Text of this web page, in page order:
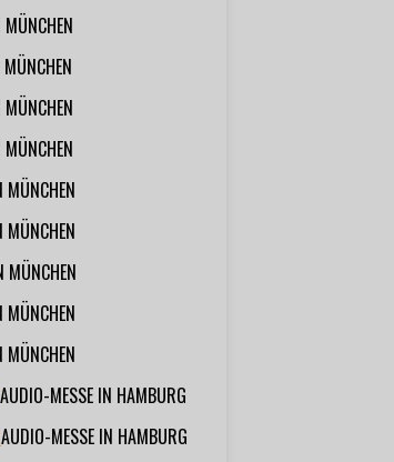
MÜNCHEN
AUDIO-MESSE IN HAMBURG
AUDIO-MESSE IN HAMBURG